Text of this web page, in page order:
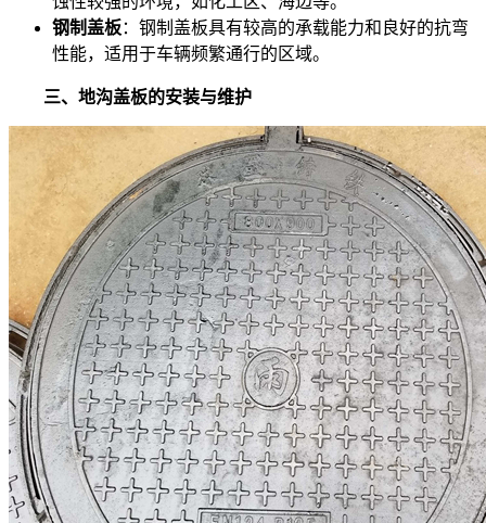
钢制盖板：钢制盖板具有较高的承载能力和良好的抗弯
性能，适用于车辆频繁通行的区域。
三、地沟盖板的安装与维护